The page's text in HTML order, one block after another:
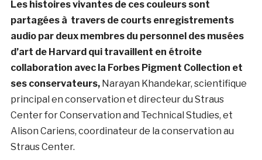
Les histoires vivantes de ces couleurs sont
partagées à travers de courts enregistrements
audio par deux membres du personnel des musées
d’art de Harvard qui travaillent en étroite
collaboration avec la Forbes Pigment Collection et
ses conservateurs,Narayan Khandekar, scientifique
principal en conservation et directeur du Straus
Center for Conservation and Technical Studies, et
Alison Cariens, coordinateur de la conservation au
Straus Center.